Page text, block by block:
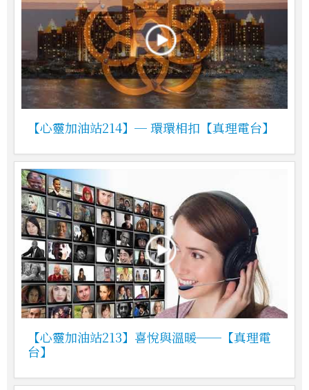
【心靈加油站214】─ 環環相扣【真理電台】
【心靈加油站213】喜悅與溫暖──【真理電
台】